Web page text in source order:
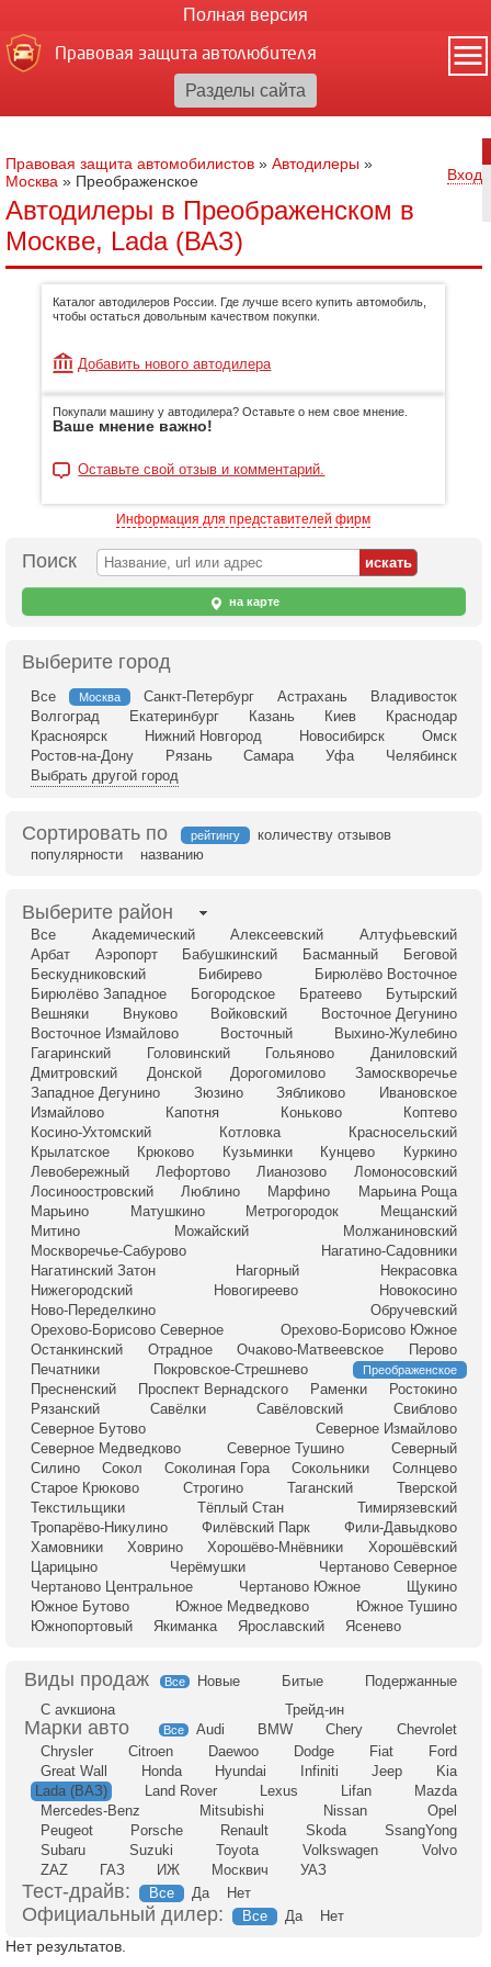
Полная версия
Правовая защита автолюбителя
Правовая защита автомобилистов » Автодилеры »
Москва » Преображенское Вход
Автодилеры в Преображенском в
Москве, Lada (ВАЗ)
Каталог автодилеров России. Где лучше всего купить автомобиль,
чтобы остаться довольным качеством покупки.
Добавить нового автодилера
Покупали машину у автодилера? Оставьте о нем свое мнение.
Ваше мнение важно!
Оставьте свой отзыв и комментарий.
Информация для представителей фирм
Поиск
на карте
Выберите город
Все Москва Санкт-Петербург Астрахань
Владивосток
Волгоград
Екатеринбург Казань Киев
Краснодар
Красноярск
Нижний Новгород Новосибирск
Омск
Ростов-на-Дону
Рязань Самара Уфа
Челябинск
Выбрать другой город
Сортировать по рейтингу
количеству отзывов
популярности
названию
Выберите район
Все Академический Алексеевский
Алтуфьевский
Арбат
Аэропорт Бабушкинский Басманный
Беговой
Бескудниковский
Бибирево
Бирюлёво Восточное
Бирюлёво Западное
Богородское Братеево
Бутырский
Вешняки
Внуково Войковский
Восточное Дегунино
Восточное Измайлово
Восточный
Выхино-Жулебино
Гагаринский
Головинский Гольяново
Даниловский
Дмитровский
Донской Дорогомилово
Замоскворечье
Западное Дегунино
Зюзино Зябликово
Ивановское
Измайлово
Капотня Коньково
Коптево
Косино-Ухтомский
Котловка
Красносельский
Крылатское
Крюково Кузьминки Кунцево
Куркино
Левобережный
Лефортово Лианозово
Ломоносовский
Лосиноостровский
Люблино Марфино
Марьина Роща
Марьино
Матушкино Метрогородок
Мещанский
Митино
Можайский
Молжаниновский
Москворечье-Сабурово
Нагатино-Садовники
Нагатинский Затон
Нагорный
Некрасовка
Нижегородский
Новогиреево
Новокосино
Ново-Переделкино
Обручевский
Орехово-Борисово Северное
Орехово-Борисово Южное
Останкинский
Отрадное Очаково-Матвеевское
Перово
Печатники
Покровское-Стрешнево Преображенское
Пресненский Проспект Вернадского Раменки
Ростокино
Рязанский
Савёлки Савёловский
Свиблово
Северное Бутово
Северное Измайлово
Северное Медведково
Северное Тушино
Северный
Силино
Сокол Соколиная Гора Сокольники
Солнцево
Старое Крюково
Строгино Таганский
Тверской
Текстильщики
Тёплый Стан
Тимирязевский
Тропарёво-Никулино
Филёвский Парк
Фили-Давыдково
Хамовники
Ховрино Хорошёво-Мнёвники
Хорошёвский
Царицыно
Черёмушки
Чертаново Северное
Чертаново Центральное
Чертаново Южное
Щукино
Южное Бутово
Южное Медведково
Южное Тушино
Южнопортовый
Якиманка Ярославский Ясенево
Все Новые Битые
Подержанные
С аукциона
Трейд-ин
Все Audi BMW Chery
Chevrolet
Chrysler
Citroen Daewoo Dodge Fiat
Ford
Great Wall
Honda Hyundai Infiniti Jeep
Kia
Lada (ВАЗ)
Land Rover Lexus Lifan
Mazda
Mercedes-Benz
Mitsubishi Nissan
Opel
Peugeot
Porsche Renault Skoda
SsangYong
Subaru
Suzuki Toyota Volkswagen
Volvo
ZAZ
ГАЗ ИЖ Москвич УАЗ
Тест-драйв: Все Да Нет
Официальный дилер: Все Да Нет
Нет результатов.